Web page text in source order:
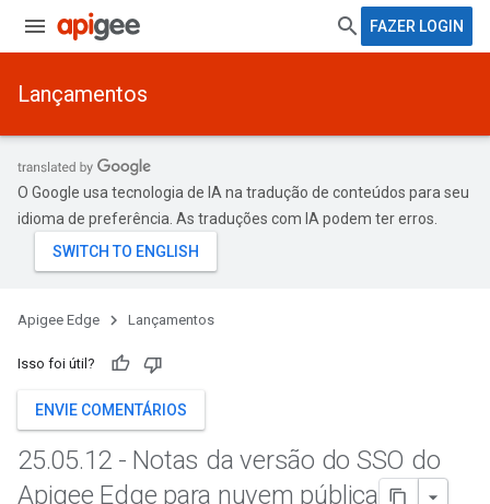
FAZER LOGIN
Lançamentos
O Google usa tecnologia de IA na tradução de conteúdos para seu
idioma de preferência. As traduções com IA podem ter erros.
Apigee Edge Lançamentos
Isso foi útil?
ENVIE COMENTÁRIOS
25.05.12 - Notas da versão do SSO do
Apigee Edge para nuvem pública